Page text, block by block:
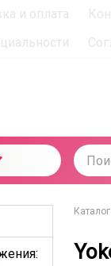
и оплата
Каталог